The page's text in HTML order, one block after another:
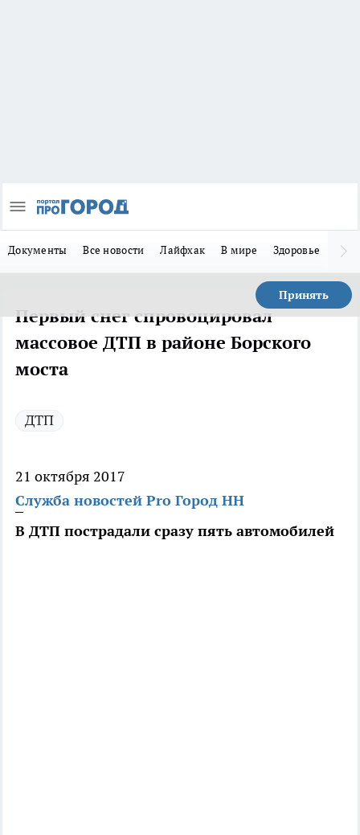
Документы Все новости Лайфхак В мире Здоровье
Принять
Первый снег спровоцировал
массовое ДТП в районе Борского
моста
ДТП
21 октября 2017
Служба новостей Pro Город НН
В ДТП пострадали сразу пять автомобилей